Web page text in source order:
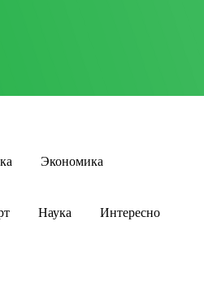
Экономика
Наука Интересно